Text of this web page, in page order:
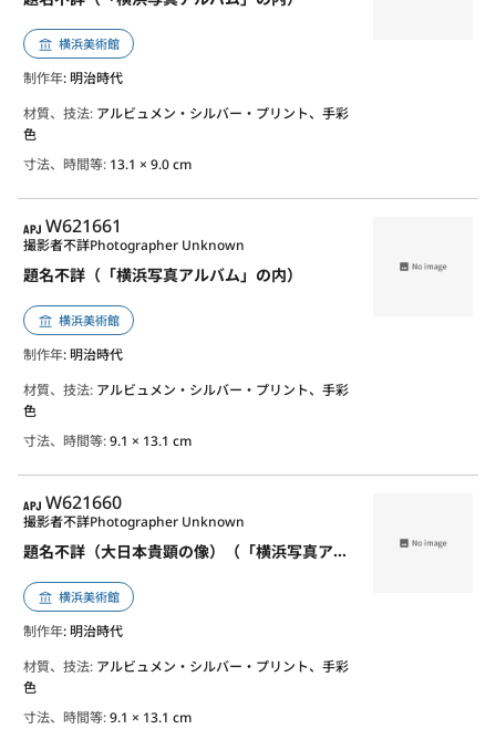
横浜美術館
制作年: 明治時代
材質、技法: アルビュメン・シルバー・プリント、手彩
色
寸法、時間等: 13.1 × 9.0 cm
APJ
W621661
題名不詳（「横浜写真アルバム」の内）
撮影者不詳Photographer Unknown
横浜美術館
制作年: 明治時代
材質、技法: アルビュメン・シルバー・プリント、手彩
色
寸法、時間等:9.1 × 13.1 cm
APJ
W621660
題名不詳（大日本貴顕の像）（「横浜写真アルバム」の内）
撮影者不詳Photographer Unknown
横浜美術館
制作年: 明治時代
材質、技法: アルビュメン・シルバー・プリント、手彩
色
寸法、時間等:9.1 × 13.1 cm